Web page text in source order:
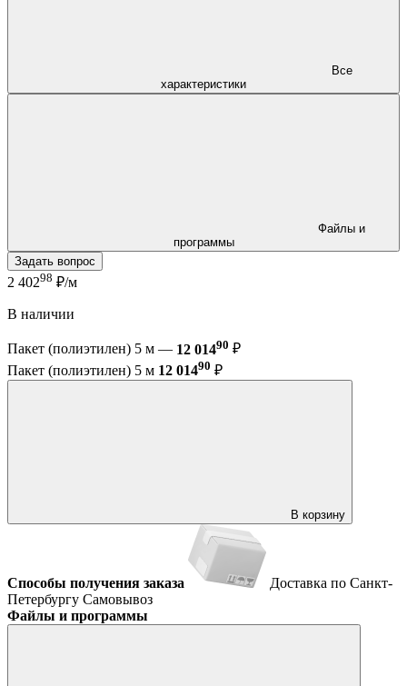
характеристики
программы
Задать вопрос
2 40298 ₽/м
В наличии
Пакет (полиэтилен) 5 м — 12 01490 ₽
Пакет (полиэтилен) 5 м 12 01490 ₽
В корзину
Способы получения заказа
Доставка по Санкт-
Петербургу Самовывоз
Файлы и программы